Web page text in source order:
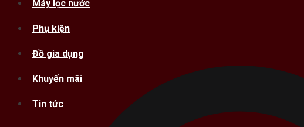
Máy lọc nước
Phụ kiện
Đồ gia dụng
Khuyến mãi
Tin tức